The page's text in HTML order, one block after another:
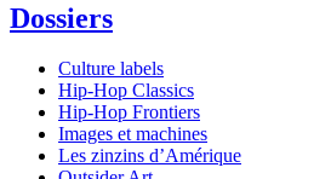
Dossiers
Culture labels
Hip-Hop Classics
Hip-Hop Frontiers
Images et machines
Les zinzins d’Amérique